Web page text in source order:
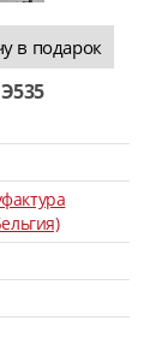
в подарок